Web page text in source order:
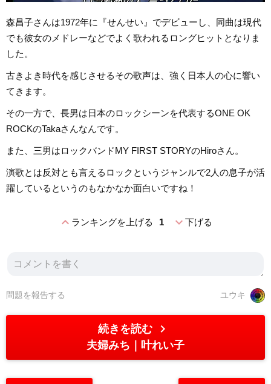
森昌子さんは1972年に『せんせい』でデビューし、同曲は現代
でも彼女のメドレーなどでよく歌われるロングヒットとなりま
した。
古きよき時代を感じさせるその歌声は、強く日本人の心に響い
てきます。
その一方で、長男は日本のロックシーンを代表するONE OK
ROCKのTakaさんなんです。
また、三男はロックバンドMY FIRST STORYのHiroさん。
演歌とは反対とも言えるロックというジャンルで2人の息子が活
躍しているというのもなかなか面白いですね！
expand_lessランキングを上げる 1 expand_more下げる
ユウキ
問題を報告する
続きを読む chevron_right
夫婦みち 叶れい子